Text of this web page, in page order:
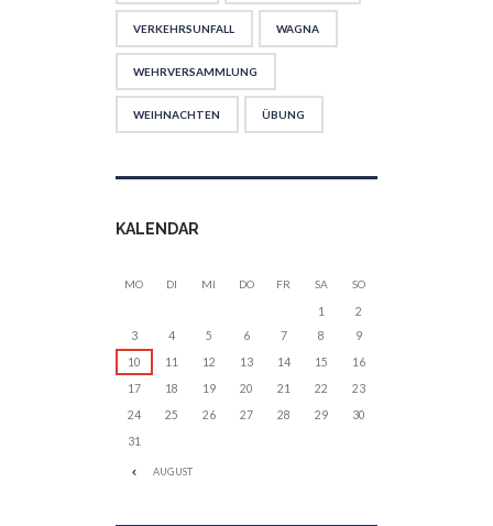
VERKEHRSUNFALL WAGNA
WEHRVERSAMMLUNG
WEIHNACHTEN ÜBUNG
KALENDAR
AUGUST
MO DI MI DO FR SA SO
1
2
3
4 5 6 7 8
9
10
11 12 13 14 15
16
17
18 19 20 21 22
23
24
25 26 27 28 29
30
31